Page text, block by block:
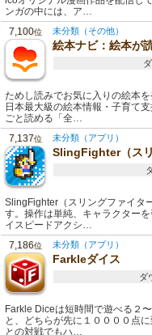
ンガの中には、ア…
7,100位 未分類（その他）
絵本ナビ：絵本が
ためし読みでお気に入りの絵本
日本最大級の絵本情報・子育て
ごと読める「全…
7,137位 未分類（アプリ）
SlingFighter（スリ
SlingFighter（スリングファイタ
す。操作は単純、キャラクター
イスピードアクシ…
7,186位 未分類（アプリ）
Farkleダイス
ダ
Farkle Diceは短時間で遊べる２
と、どちらが先に１００００点
との対戦でもハ…